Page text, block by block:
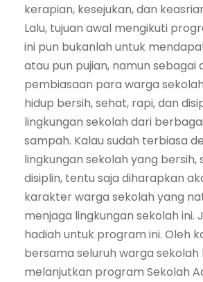
kerapian, kesejukan, dan
Lalu, tujuan awal mengikuti
ini pun bukanlah untuk
atau pun pujian, namun sebagai
pembiasaan para warga
hidup bersih, sehat, rapi, dan
lingkungan sekolah dari
sampah. Kalau sudah terbiasa
lingkungan sekolah yang bersih,
disiplin, tentu saja diharapkan
karakter warga sekolah yang
menjaga lingkungan sekolah ini.
hadiah untuk program ini. Oleh
bersama seluruh warga
melanjutkan program Sekolah